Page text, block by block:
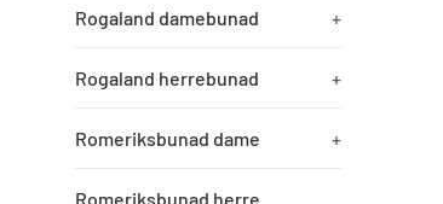
Rogaland damebunad +
Rogaland herrebunad +
Romeriksbunad dame +
Romeriksbunad herre